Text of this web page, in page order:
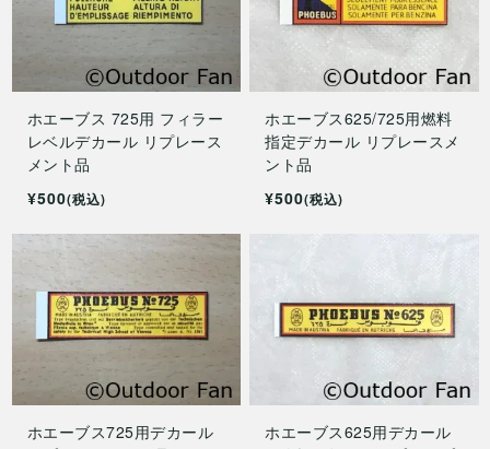
ホエーブス 725用 フィラー
レベルデカール リプレース
メント品
¥500(税込)
ホエーブス625/725用燃料
指定デカール リプレースメ
ント品
¥500(税込)
ホエーブス725用デカール
ホエーブス625用デカール